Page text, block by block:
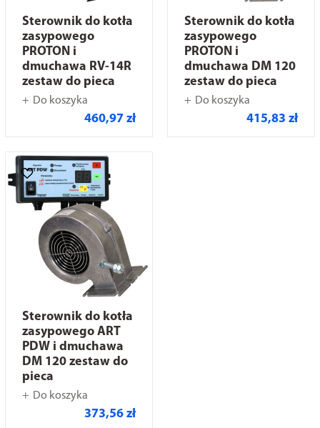
Sterownik do kotła
zasypowego
PROTON i
dmuchawa RV-14R
zestaw do pieca
Do koszyka
460,97 zł
Sterownik do kotła
zasypowego
PROTON i
dmuchawa DM 120
zestaw do pieca
Do koszyka
415,83 zł
Sterownik do kotła
zasypowego ART
PDW i dmuchawa
DM 120 zestaw do
pieca
Do koszyka
373,56 zł